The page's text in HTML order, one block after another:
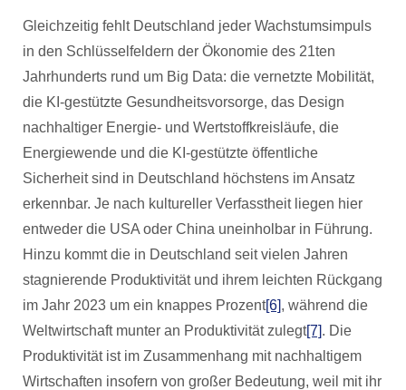
Gleichzeitig fehlt Deutschland jeder Wachstumsimpuls
in den Schlüsselfeldern der Ökonomie des 21ten
Jahrhunderts rund um Big Data: die vernetzte Mobilität,
die KI-gestützte Gesundheitsvorsorge, das Design
nachhaltiger Energie- und Wertstoffkreisläufe, die
Energiewende und die KI-gestützte öffentliche
Sicherheit sind in Deutschland höchstens im Ansatz
erkennbar. Je nach kultureller Verfasstheit liegen hier
entweder die USA oder China uneinholbar in Führung.
Hinzu kommt die in Deutschland seit vielen Jahren
stagnierende Produktivität und ihrem leichten Rückgang
im Jahr 2023 um ein knappes Prozent[6], während die
Weltwirtschaft munter an Produktivität zulegt[7]. Die
Produktivität ist im Zusammenhang mit nachhaltigem
Wirtschaften insofern von großer Bedeutung, weil mit ihr